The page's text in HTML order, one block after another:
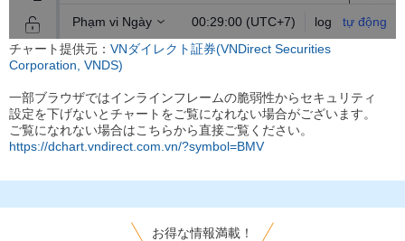
チャート提供元： VNダイレクト証券(VNDirect Securities
Corporation, VNDS)
一部ブラウザではインラインフレームの脆弱性からセキュリティ
設定を下げないとチャートをご覧になれない場合がございます。
ご覧になれない場合はこちらから直接ご覧ください。
https://dchart.vndirect.com.vn/?symbol=BMV
お得な情報満載！